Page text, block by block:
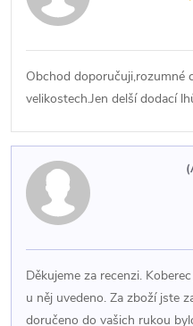
Obchod doporučuji,rozumné
velikostech.Jen delší dodací
Děkujeme za recenzi.
u něj uvedeno. Za zboží jste
doručeno do vašich rukou